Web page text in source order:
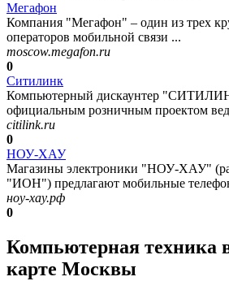
Мегафон
Компания "Мегафон" – один из трех
операторов мобильной связи ...
moscow.megafon.ru
0
Ситилинк
Компьютерный дискаунтер
официальным розничным проектом
citilink.ru
0
НОУ-ХАУ
Магазины электроники "НОУ-ХАУ"
"ИОН") предлагают мобильные
ноу-хау.рф
0
Компьютерная техника
карте Москвы